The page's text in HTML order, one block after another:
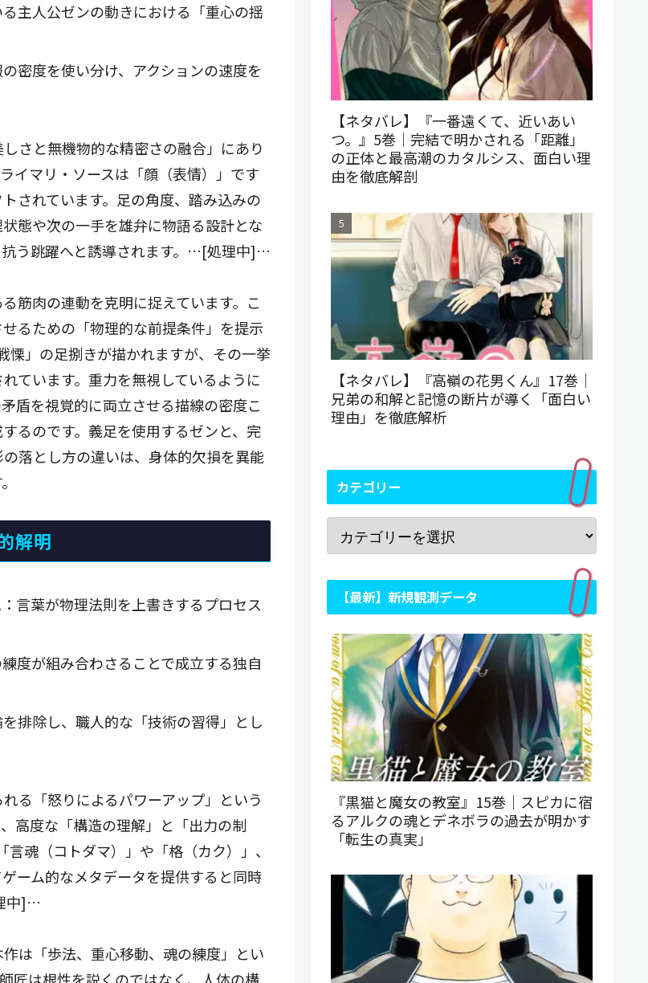
る主人公ゼンの動きにおける「重心の揺
密度を使い分け、アクションの速度を
さと無機物的な精密さの融合」にあり
イマリ・ソースは「顔（表情）」です
されています。足の角度、踏み込みの
態や次の一手を雄弁に物語る設計とな
抗う跳躍へと誘導されます。…[処理中]…
筋肉の連動を克明に捉えています。こ
るための「物理的な前提条件」を提示
慄」の足捌きが描かれますが、その一挙
ています。重力を無視しているように
盾を視覚的に両立させる描線の密度こ
るのです。義足を使用するゼンと、完
落とし方の違いは、身体的欠損を異能
解明
：言葉が物理法則を上書きするプロセス
度が組み合わさることで成立する独自
を排除し、職人的な「技術の習得」とし
る「怒りによるパワーアップ」という
高度な「構造の理解」と「出力の制
魂（コトダマ）」や「格（カク）」、
ーム的なメタデータを提供すると同時
中]…
は「歩法、重心移動、魂の練度」とい
【ネタバレ】『一番遠くて、近いあい
つ。』5巻｜完結で明かされる「距離」
の正体と最高潮のカタルシス、面白い理
由を徹底解剖
【ネタバレ】『高嶺の花男くん』17巻｜
兄弟の和解と記憶の断片が導く「面白い
理由」を徹底解析
カテゴリー
【最新】新規観測データ
『黒猫と魔女の教室』15巻｜スピカに宿
るアルクの魂とデネボラの過去が明かす
「転生の真実」